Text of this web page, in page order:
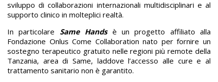
sviluppo di collaborazioni internazionali multidisciplinari e al
supporto clinico in molteplici realtà.
In particolare Same Handsè un progetto affiliato alla
Fondazione Onlus Come Collaboration nato per fornire un
sostegno terapeutico gratuito nelle regioni più remote della
Tanzania, area di Same, laddove l’accesso alle cure e al
trattamento sanitario non è garantito.